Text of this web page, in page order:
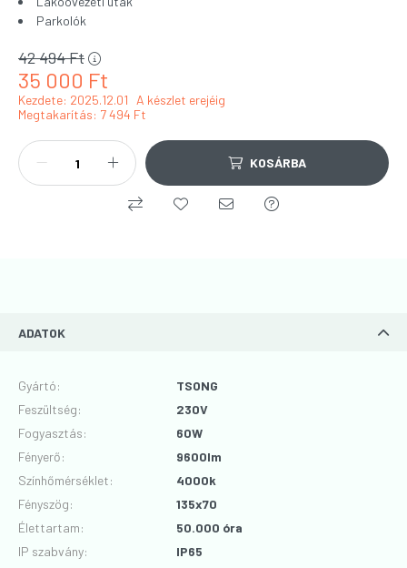
Parkolók
35 000 Ft
42 494Ft
Kezdete: 2025.12.01
A készlet erejéig
Megtakarítás 7 494 Ft
KOSÁRBA
ADATOK
Gyártó:
TSONG
Feszültség:
230V
Fogyasztás:
60W
Fényerő:
9600lm
Színhőmérséklet:
4000k
Fényszög:
135x70
Élettartam:
50.000 óra
IP szabvány:
IP65